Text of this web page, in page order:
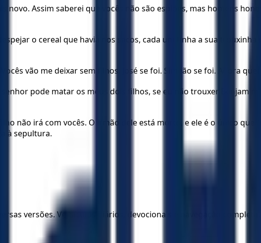
novo. Assim saberei que vocês não são espiões, mas homens
o cereal que havia nos sacos, cada um tinha a sua
Vocês vão me deixar sem filhos. José se foi. Simeão se foi. Agora
senhor pode matar os meus dois filhos, se eu não trouxer
não irá com vocês. O irmão dele está morto, e ele é o único
à sepultura.
versões. Versículos diários, devocionais e navegação completa.